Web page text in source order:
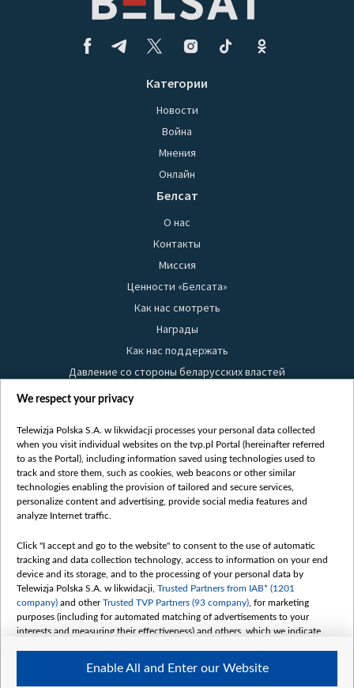
Категории
Новости
Война
Мнения
Онлайн
Белсат
О нас
Контакты
Миссия
Ценности «Белсата»
Как нас смотреть
Награды
Как нас поддержать
Давление со стороны беларусских властей
Правила использования материалов
Безопасность
Youtube
Белсат news
Белсат Life
Belsat English
Biełsat PL
Белсат Now
Белсат Shorts
Белсат History
Белсат Music
Белсат Doc
We respect your privacy
Telewizja Polska S.A. w likwidacji processes your personal data collected
when you visit individual websites on the tvp.pl Portal (hereinafter referred
to as the Portal), including information saved using technologies used to
track and store them, such as cookies, web beacons or other similar
technologies enabling the provision of tailored and secure services,
personalize content and advertising, provide social media features and
analyze Internet traffic.
Click "I accept and go to the website" to consent to the use of automatic
tracking and data collection technology, access to information on your end
device and its storage, and to the processing of your personal data by
Telewizja Polska S.A. w likwidacji, Trusted Partners from IAB* (1201
company) and otherTrusted TVP Partners (93 company) , for marketing
purposes (including for automated matching of advertisements to your
interests and measuring their effectiveness) and others, which we indicate
The purposes of processing your data by TVP S.A. w likwidacji are as
follows:
Enable All and Enter our Website